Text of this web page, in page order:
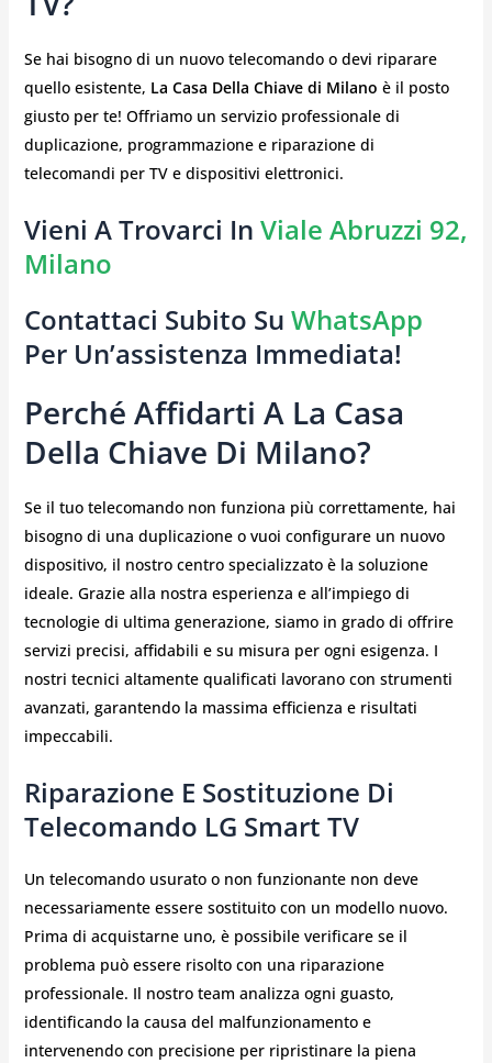
Se hai bisogno di un nuovo telecomando o devi riparare
quello esistente, La Casa Della Chiave di Milano è il posto
giusto per te! Offriamo un servizio professionale di
duplicazione, programmazione e riparazione di
telecomandi per TV e dispositivi elettronici.
Vieni A Trovarci In Viale Abruzzi 92,
Milano
Contattaci Subito Su WhatsApp
Per Un’assistenza Immediata!
Perché Affidarti A La Casa
Della Chiave Di Milano?
Se il tuo telecomando non funziona più correttamente, hai
bisogno di una duplicazione o vuoi configurare un nuovo
dispositivo, il nostro centro specializzato è la soluzione
ideale. Grazie alla nostra esperienza e all’impiego di
tecnologie di ultima generazione, siamo in grado di offrire
servizi precisi, affidabili e su misura per ogni esigenza. I
nostri tecnici altamente qualificati lavorano con strumenti
avanzati, garantendo la massima efficienza e risultati
impeccabili.
Riparazione E Sostituzione Di
Telecomando LG Smart TV
Un telecomando usurato o non funzionante non deve
necessariamente essere sostituito con un modello nuovo.
Prima di acquistarne uno, è possibile verificare se il
problema può essere risolto con una riparazione
professionale. Il nostro team analizza ogni guasto,
identificando la causa del malfunzionamento e
intervenendo con precisione per ripristinare la piena